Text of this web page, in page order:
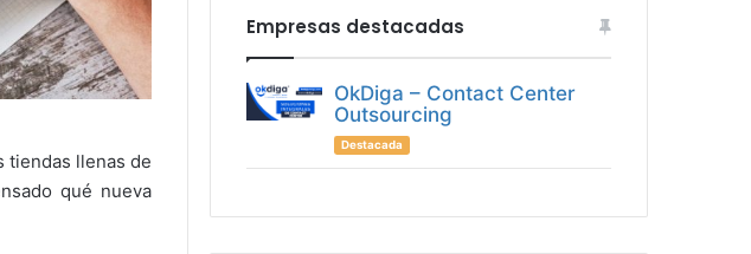
tiendas llenas de
qué nueva
Empresas destacadas
OkDiga – Contact Center
Outsourcing
Destacada